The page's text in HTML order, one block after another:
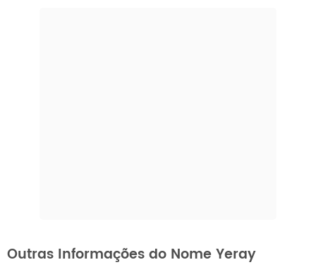
Outras Informações do Nome Yeray